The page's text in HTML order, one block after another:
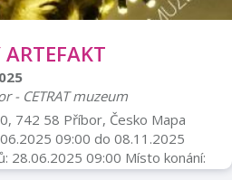
ARTEFAKT
- CETRAT muzeum
742 58 Příbor, Česko Mapa
09:00 do 08.11.2025
28.06.2025 09:00 Místo konání:
Příbor Sbírkové